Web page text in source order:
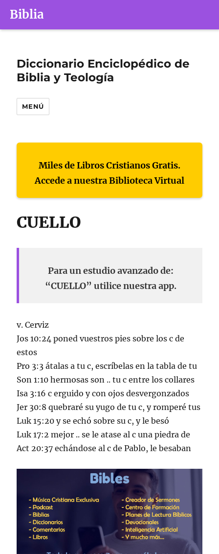
Biblia
Diccionario Enciclopédico de
Biblia y Teología
MENÚ
Miles de Libros Cristianos Gratis.
Accede a nuestra Biblioteca Virtual
CUELLO
Para un estudio avanzado de:
“CUELLO” utilice nuestra app.
v. Cerviz
Jos 10:24 poned vuestros pies sobre los c de
estos
Pro 3:3 átalas a tu c, escríbelas en la tabla de tu
Son 1:10 hermosas son .. tu c entre los collares
Isa 3:16 c erguido y con ojos desvergonzados
Jer 30:8 quebraré su yugo de tu c, y romperé tus
Luk 15:20 y se echó sobre su c, y le besó
Luk 17:2 mejor .. se le atase al c una piedra de
Act 20:37 echándose al c de Pablo, le besaban